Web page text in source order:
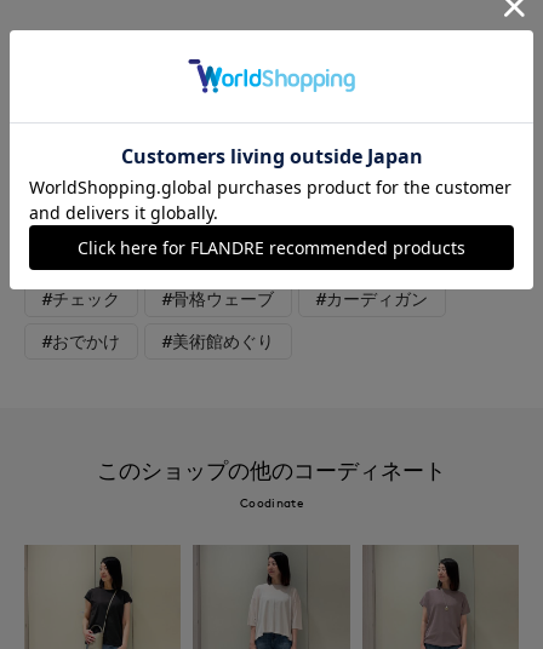
号 お食事やお出かけスタイリング チェック柄のワンピースで
した生地感ですのできちんと見えする羽織りです。お袖口のMの
ロゴがポイントです。いつものサイズで大丈夫でした。
#ワンピース #ウォッシャブル #大きいサイズ
#チェック #骨格ウェーブ #カーディガン
#おでかけ #美術館めぐり
このショップの他のコーディネート
Coodinate